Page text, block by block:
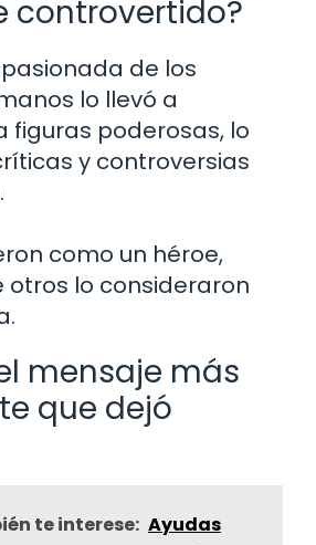
controvertido?
de los
lo llevó a
figuras poderosas, lo
y controversias
como un héroe,
otros lo consideraron
mensaje más
que dejó
te interese: Ayudas